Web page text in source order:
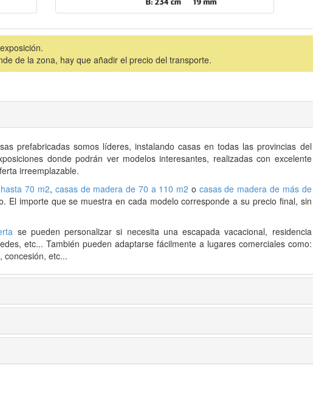
de la zona, hay que añadir el precio del transporte.
prefabricadassomos líderes, instalando casas en todas las provincias del
donde podrán ver modelos interesantes, realizadas con excelente
irreemplazable.
70 m2, casas de madera de 70 a 110 m2 o casas de madera de más de
El importe que se muestra en cada modelo corresponde a su precio final, sin
se pueden personalizar si necesita una escapada vacacional, residencia
etc... También pueden adaptarse fácilmente a lugares comerciales como:
concesión, etc...